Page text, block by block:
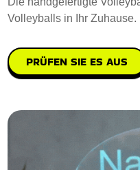
Volleyballs in Ihr Zuhause.
PRÜFEN SIE ES AUS